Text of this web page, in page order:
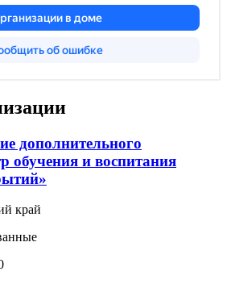
дополнительного
обучения и воспитания
край